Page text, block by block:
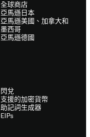
全球商店
亞馬遜日本
亞馬遜美國、加拿大和
墨西哥
亞馬遜德國
閃兌
支援的加密貨幣
助記詞生成器
EIPs